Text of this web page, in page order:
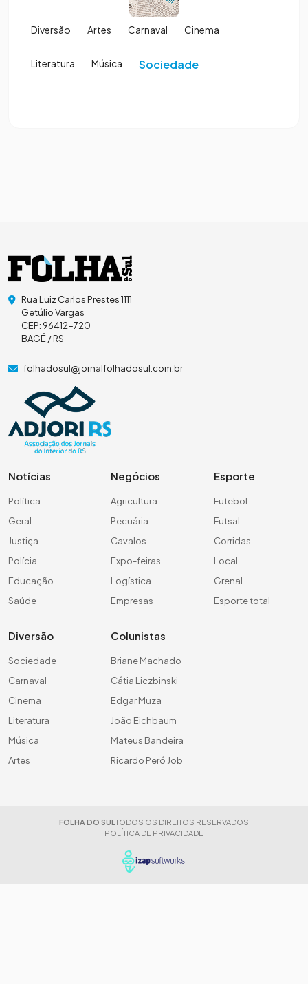
Diversão Artes Carnaval Cinema
Literatura Música Sociedade
Rua Luiz Carlos Prestes 1111
Getúlio Vargas
CEP: 96412-720
BAGÉ / RS
folhadosul@jornalfolhadosul.com.br
Notícias
Política
Geral
Justiça
Polícia
Educação
Saúde
Negócios
Agricultura
Pecuária
Cavalos
Expo-feiras
Logística
Empresas
Esporte
Futebol
Futsal
Corridas
Local
Grenal
Esporte total
Diversão
Sociedade
Carnaval
Cinema
Literatura
Música
Artes
Colunistas
Briane Machado
Cátia Liczbinski
Edgar Muza
João Eichbaum
Mateus Bandeira
Ricardo Peró Job
FOLHA DO SUL TODOS OS DIREITOS RESERVADOS
POLÍTICA DE PRIVACIDADE